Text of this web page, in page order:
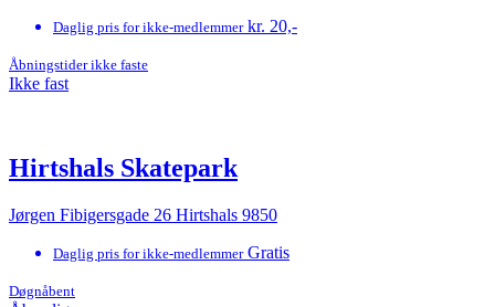
Daglig pris for ikke-medlemmer kr. 20,-
Åbningstider ikke faste
Ikke fast
Hirtshals Skatepark
Jørgen Fibigersgade 26 Hirtshals 9850
Daglig pris for ikke-medlemmer Gratis
Døgnåbent